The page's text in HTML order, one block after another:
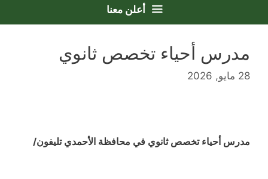
أعلن معنا
مدرس أحياء تخصص ثانوي
28 مايو, 2026
مدرس أحياء تخصص ثانوي في محافظة الأحمدي تليفون/